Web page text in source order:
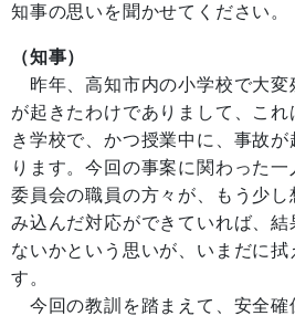
知事の思いを聞かせてください。
（知事）
昨年、高知市内の小学校で大変
が起きたわけでありまして、こ
き学校で、かつ授業中に、事故
ります。今回の事案に関わった
委員会の職員の方々が、もう少
み込んだ対応ができていれば、
ないかという思いが、いまだに拭
す。
今回の教訓を踏まえて、安全確